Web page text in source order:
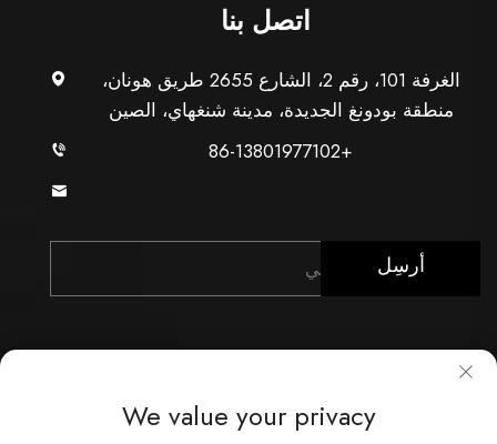
اتصل بنا
الغرفة 101، رقم 2، الشارع 2655 طريق هونان،
منطقة بودونغ الجديدة، مدينة شنغهاي، الصين
+86-13801977102
أرسِل
We value your privacy